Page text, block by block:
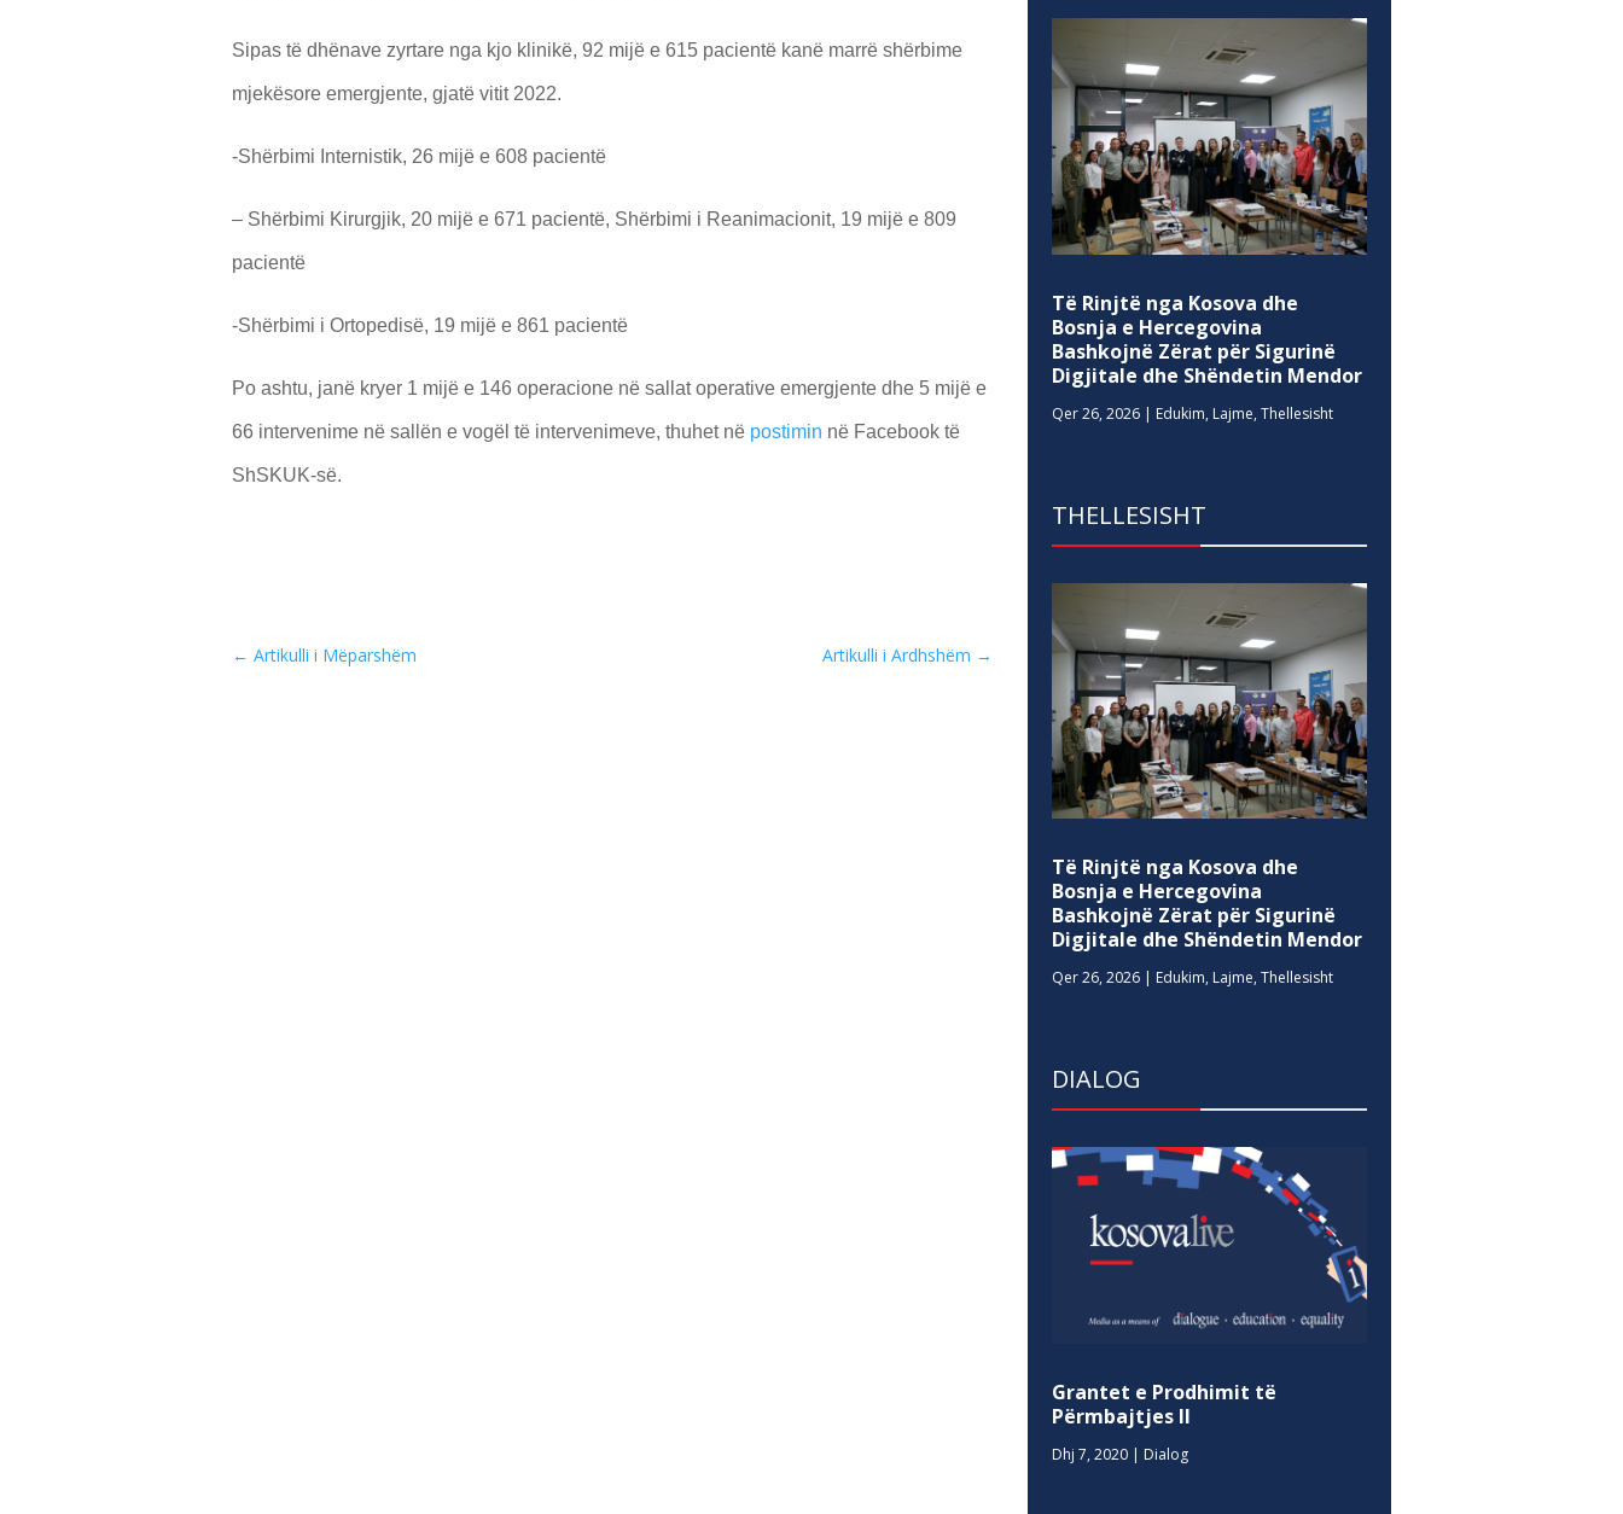
Sipas të dhënave zyrtare nga kjo klinikë, 92 mijë e 615 pacientë kanë marrë shërbime
mjekësore emergjente, gjatë vitit 2022.
-Shërbimi Internistik, 26 mijë e 608 pacientë
– Shërbimi Kirurgjik, 20 mijë e 671 pacientë, Shërbimi i Reanimacionit, 19 mijë e 809
pacientë
-Shërbimi i Ortopedisë, 19 mijë e 861 pacientë
Po ashtu, janë kryer 1 mijë e 146 operacione në sallat operative emergjente dhe 5 mijë e
66 intervenime në sallën e vogël të intervenimeve, thuhet në postimin në Facebook të
ShSKUK-së.
← Artikulli i Mëparshëm Artikulli i Ardhshëm →
Të Rinjtë nga Kosova dhe
Bosnja e Hercegovina
Bashkojnë Zërat për Sigurinë
Digjitale dhe Shëndetin Mendor
Qer 26, 2026 | Edukim, Lajme,Thellesisht
THELLESISHT
Të Rinjtë nga Kosova dhe
Bosnja e Hercegovina
Bashkojnë Zërat për Sigurinë
Digjitale dhe Shëndetin Mendor
Qer 26, 2026 | Edukim, Lajme,Thellesisht
DIALOG
Grantet e Prodhimit të
Përmbajtjes II
Dhj 7, 2020 | Dialog